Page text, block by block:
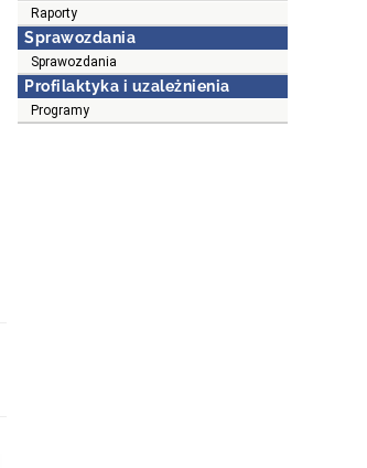
Raporty
Sprawozdania
Sprawozdania
Profilaktyka i uzależnienia
Programy